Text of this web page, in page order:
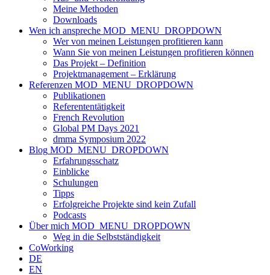
Meine Methoden
Downloads
Wen ich anspreche MOD_MENU_DROPDOWN
Wer von meinen Leistungen profitieren kann
Wann Sie von meinen Leistungen profitieren können
Das Projekt – Definition
Projektmanagement – Erklärung
Referenzen MOD_MENU_DROPDOWN
Publikationen
Referententätigkeit
French Revolution
Global PM Days 2021
dmma Symposium 2022
Blog MOD_MENU_DROPDOWN
Erfahrungsschatz
Einblicke
Schulungen
Tipps
Erfolgreiche Projekte sind kein Zufall
Podcasts
Über mich MOD_MENU_DROPDOWN
Weg in die Selbstständigkeit
CoWorking
DE
EN